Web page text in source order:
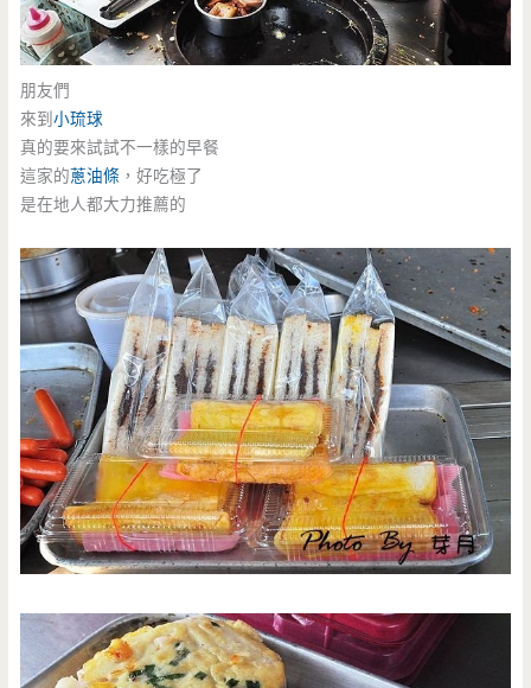
朋友們
來到小琉球
真的要來試試不一樣的早餐
這家的蔥油條 ，好吃極了
是在地人都大力推薦的